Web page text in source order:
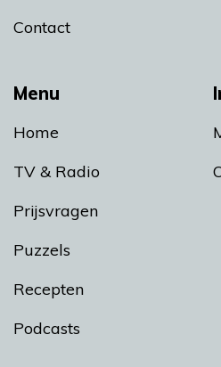
Menu
Home
TV & Radio
Prijsvragen
Puzzels
Recepten
Podcasts
Contact